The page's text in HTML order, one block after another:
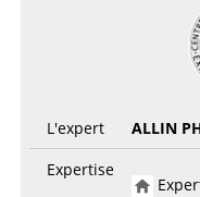
L'expert
ALLIN
Expertise